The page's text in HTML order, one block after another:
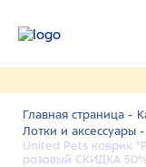
Главная страница -
Лотки и аксессуары -
United Pets коврик
розовый СКИДКА